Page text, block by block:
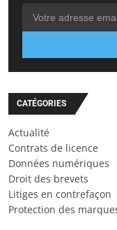
CATÉGORIES
Actualité
Contrats de licence
Données numériques
Droit des brevets
Litiges en contrefaçon
Protection des